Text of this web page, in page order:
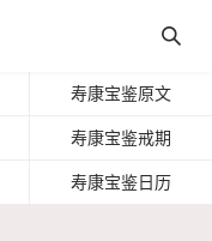

寿康宝鉴原文
寿康宝鉴戒期
寿康宝鉴日历